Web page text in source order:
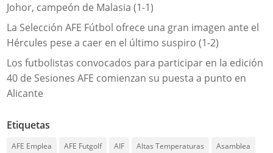
Johor, campeón de Malasia (1-1)
La Selección AFE Fútbol ofrece una gran imagen ante el
Hércules pese a caer en el último suspiro (1-2)
Los futbolistas convocados para participar en la edición
40 de Sesiones AFE comienzan su puesta a punto en
Alicante
Etiquetas
AFE Emplea AFE Futgolf AIF Altas Temperaturas
Asamblea